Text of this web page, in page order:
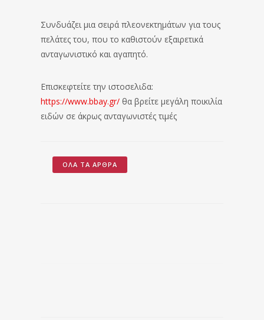
Συνδυάζει μια σειρά πλεονεκτημάτων για τους
πελάτες του, που το καθιστούν εξαιρετικά
ανταγωνιστικό και αγαπητό.
Επισκεφτείτε την ιστοσελιδα:
https://www.bbay.gr/ θα βρείτε μεγάλη ποικιλία
ειδών σε άκρως ανταγωνιστές τιμές
ΌΛΑ ΤΑ ΆΡΘΡΑ